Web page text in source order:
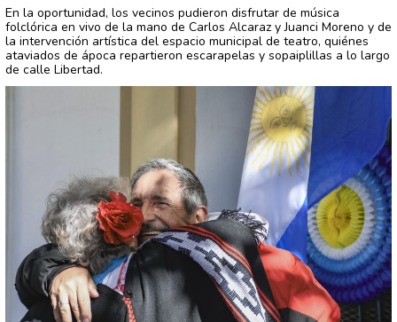
En la oportunidad, los vecinos pudieron disfrutar de música
folclórica en vivo de la mano de Carlos Alcaraz y Juanci Moreno y de
la intervención artística del espacio municipal de teatro, quiénes
ataviados de ápoca repartieron escarapelas y sopaiplillas a lo largo
de calle Libertad.